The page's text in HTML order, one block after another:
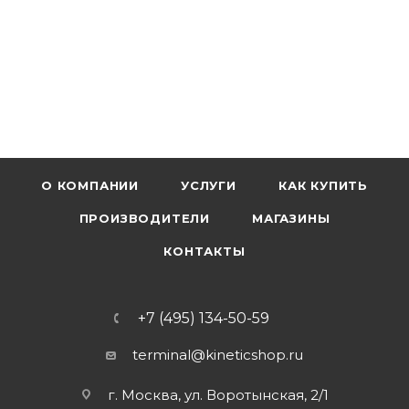
О КОМПАНИИ УСЛУГИ КАК КУПИТЬ
ПРОИЗВОДИТЕЛИ МАГАЗИНЫ
КОНТАКТЫ
+7 (495) 134-50-59
terminal@kineticshop.ru
г. Москва, ул. Воротынская, 2/1